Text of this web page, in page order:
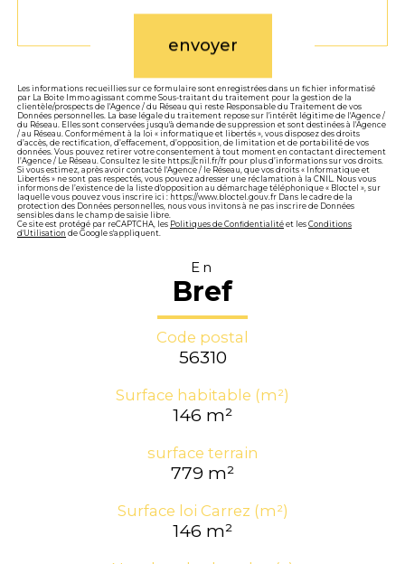
envoyer
Les informations recueillies sur ce formulaire sont enregistrées dans un fichier informatisé
par La Boite Immo agissant comme Sous-traitant du traitement pour la gestion de la
clientèle/prospects de l'Agence / du Réseau qui reste Responsable du Traitement de vos
Données personnelles. La base légale du traitement repose sur l'intérêt légitime de l'Agence /
du Réseau. Elles sont conservées jusqu'à demande de suppression et sont destinées à l'Agence
/ au Réseau. Conformément à la loi « informatique et libertés », vous disposez des droits
d’accès, de rectification, d’effacement, d’opposition, de limitation et de portabilité de vos
données. Vous pouvez retirer votre consentement à tout moment en contactant directement
l’Agence / Le Réseau. Consultez le site https://cnil.fr/fr pour plus d’informations sur vos droits.
Si vous estimez, après avoir contacté l'Agence / le Réseau, que vos droits « Informatique et
Libertés » ne sont pas respectés, vous pouvez adresser une réclamation à la CNIL. Nous vous
informons de l’existence de la liste d'opposition au démarchage téléphonique « Bloctel », sur
laquelle vous pouvez vous inscrire ici : https://www.bloctel.gouv.fr Dans le cadre de la
protection des Données personnelles, nous vous invitons à ne pas inscrire de Données
sensibles dans le champ de saisie libre.
Ce site est protégé par reCAPTCHA, les Politiques de Confidentialité et les Conditions
d'Utilisation de Google s'appliquent.
En
Bref
Code postal
56310
Surface habitable (m²)
146 m²
surface terrain
779 m²
Surface loi Carrez (m²)
146 m²